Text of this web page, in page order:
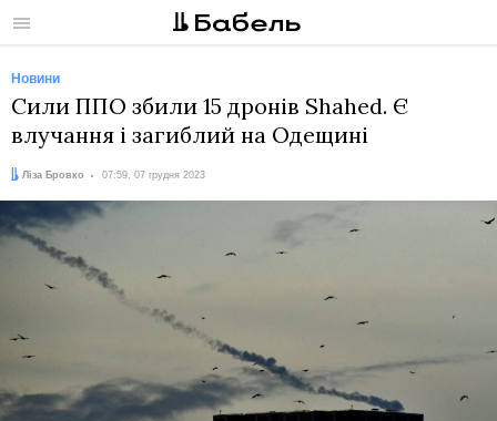
Меню
Новини
Сили ППО збили 15 дронів Shahed. Є
влучання і загиблий на Одещині
Автор:
Ліза Бровко
Дата: 07:59, 07 грудня 2023